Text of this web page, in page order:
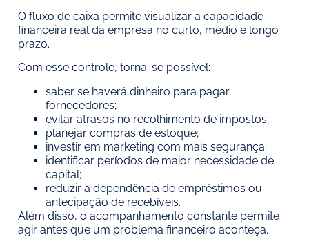
O fluxo de caixa permite visualizar a capacidade
financeira real da empresa no curto, médio e longo
prazo.
Com esse controle, torna-se possível:
saber se haverá dinheiro para pagar
fornecedores;
evitar atrasos no recolhimento de impostos;
planejar compras de estoque;
investir em marketing com mais segurança;
identificar períodos de maior necessidade de
capital;
reduzir a dependência de empréstimos ou
antecipação de recebíveis.
Além disso, o acompanhamento constante permite
agir antes que um problema financeiro aconteça.